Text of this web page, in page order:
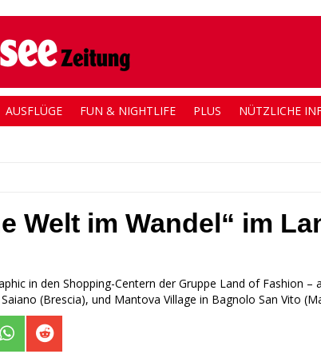
AUSFLÜGE FUN & NIGHTLIFE PLUS NÜTZLICHE
Welt im Wandel“ im
in den Shopping-Centern der Gruppe Land of Fashion –
(Brescia), und Mantova Village in Bagnolo San Vito